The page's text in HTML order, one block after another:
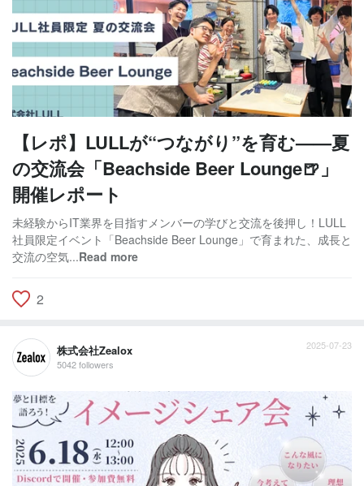
【レポ】LULLが“つながり”を育む——夏
の交流会「Beachside Beer Lounge🍺」
開催レポート
未経験からIT業界を目指すメンバーの学びと交流を後押し！LULL
社員限定イベント「Beachside Beer Lounge」で育まれた、成長と
交流の空気...Read more
2
株式会社Zealox
5042 followers
2025-07-23